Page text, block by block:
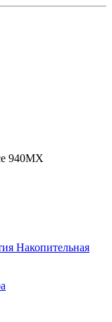
940MX
Накопительная